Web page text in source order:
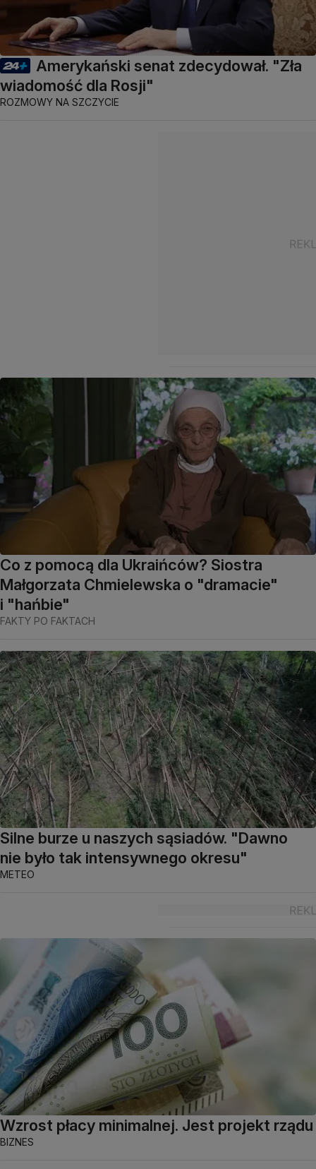
Amerykański senat zdecydował. "Zła
wiadomość dla Rosji"
ROZMOWY NA SZCZYCIE
Co z pomocą dla Ukraińców? Siostra
Małgorzata Chmielewska o "dramacie"
i "hańbie"
FAKTY PO FAKTACH
Silne burze u naszych sąsiadów. "Dawno
nie było tak intensywnego okresu"
METEO
Wzrost płacy minimalnej. Jest projekt rządu
BIZNES